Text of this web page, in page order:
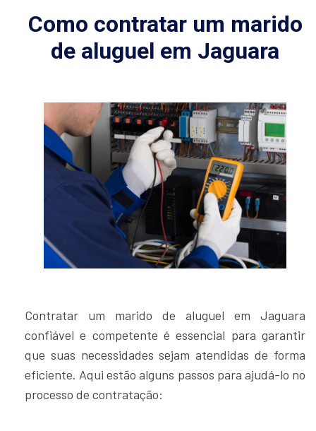
Como contratar um marido
de aluguel em Jaguara
Contratar um marido de aluguel em Jaguara
confiável e competente é essencial para garantir
que suas necessidades sejam atendidas de forma
eficiente. Aqui estão alguns passos para ajudá-lo no
processo de contratação: